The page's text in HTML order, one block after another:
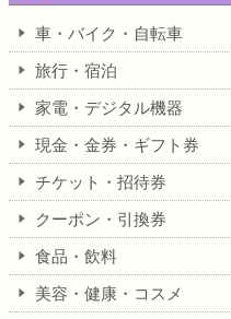
車・バイク・自転車
旅行・宿泊
家電・デジタル機器
現金・金券・ギフト券
チケット・招待券
クーポン・引換券
食品・飲料
美容・健康・コスメ